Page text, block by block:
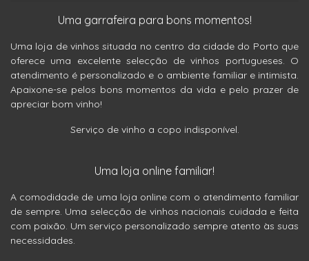
Uma garrafeira para bons momentos!
Uma loja de vinhos situada no centro da cidade do Porto que
oferece uma excelente selecção de vinhos portugueses. O
atendimento é personalizado e o ambiente familiar e intimista.
Apaixone-se pelos bons momentos da vida e pelo prazer de
apreciar bom vinho!
Serviço de vinho a copo indisponível.
Uma loja online familiar!
A comodidade de uma loja online com o atendimento familiar
de sempre. Uma selecção de vinhos nacionais cuidada e feita
com paixão. Um serviço personalizado sempre atento às suas
necessidades.